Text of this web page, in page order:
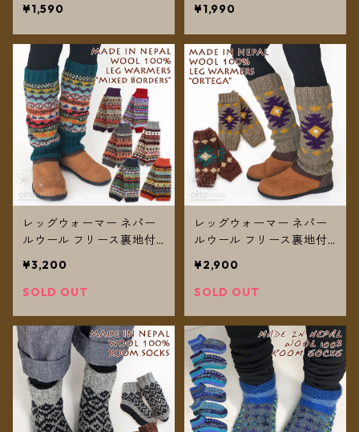
ル便送料無料】
¥1,590
ル便送料無料】
¥1,990
レッグウォーマー ネパー
ルウール フリース裏地付
厚手【メール便送料無料】
¥3,200
SOLD OUT
レッグウォーマー ネパー
ルウール フリース裏地付
【メール便送料無料】
¥2,900
SOLD OUT